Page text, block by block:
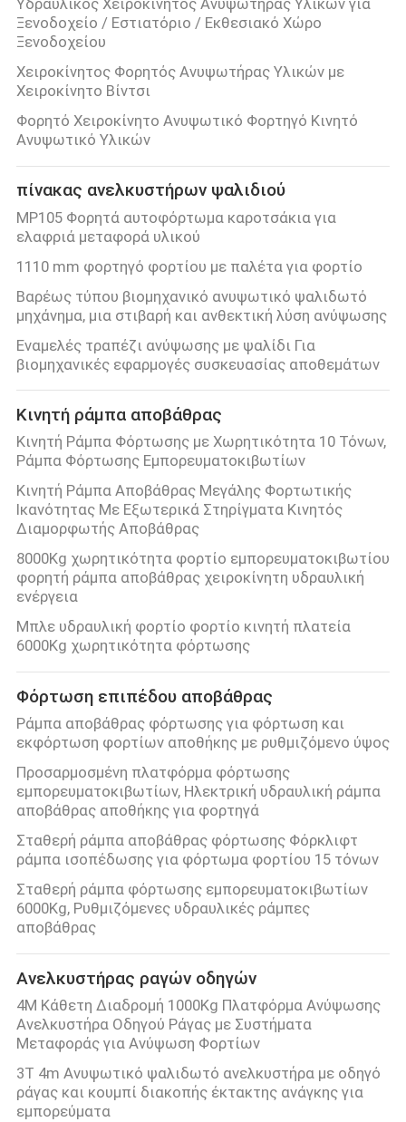
Ξενοδοχείο / Εστιατόριο / Εκθεσιακό Χώρο
Ξενοδοχείου
Χειροκίνητος Φορητός Ανυψωτήρας Υλικών με
Χειροκίνητο Βίντσι
Φορητό Χειροκίνητο Ανυψωτικό Φορτηγό Κινητό
Ανυψωτικό Υλικών
πίνακας ανελκυστήρων ψαλιδιού
MP105 Φορητά αυτοφόρτωμα καροτσάκια για
ελαφριά μεταφορά υλικού
1110 mm φορτηγό φορτίου με παλέτα για φορτίο
Βαρέως τύπου βιομηχανικό ανυψωτικό ψαλιδωτό
μηχάνημα, μια στιβαρή και ανθεκτική λύση ανύψωσης
Εναμελές τραπέζι ανύψωσης με ψαλίδι Για
βιομηχανικές εφαρμογές συσκευασίας αποθεμάτων
Κινητή ράμπα αποβάθρας
Κινητή Ράμπα Φόρτωσης με Χωρητικότητα 10 Τόνων,
Ράμπα Φόρτωσης Εμπορευματοκιβωτίων
Κινητή Ράμπα Αποβάθρας Μεγάλης Φορτωτικής
Ικανότητας Με Εξωτερικά Στηρίγματα Κινητός
Διαμορφωτής Αποβάθρας
8000Kg χωρητικότητα φορτίο εμπορευματοκιβωτίου
φορητή ράμπα αποβάθρας χειροκίνητη υδραυλική
ενέργεια
Μπλε υδραυλική φορτίο φορτίο κινητή πλατεία
6000Kg χωρητικότητα φόρτωσης
Φόρτωση επιπέδου αποβάθρας
Ράμπα αποβάθρας φόρτωσης για φόρτωση και
εκφόρτωση φορτίων αποθήκης με ρυθμιζόμενο ύψος
Προσαρμοσμένη πλατφόρμα φόρτωσης
εμπορευματοκιβωτίων, Ηλεκτρική υδραυλική ράμπα
αποβάθρας αποθήκης για φορτηγά
Σταθερή ράμπα αποβάθρας φόρτωσης Φόρκλιφτ
ράμπα ισοπέδωσης για φόρτωμα φορτίου 15 τόνων
Σταθερή ράμπα φόρτωσης εμπορευματοκιβωτίων
6000Kg, Ρυθμιζόμενες υδραυλικές ράμπες
αποβάθρας
Ανελκυστήρας ραγών οδηγών
4M Κάθετη Διαδρομή 1000Kg Πλατφόρμα Ανύψωσης
Ανελκυστήρα Οδηγού Ράγας με Συστήματα
Μεταφοράς για Ανύψωση Φορτίων
3T 4m Ανυψωτικό ψαλιδωτό ανελκυστήρα με οδηγό
ράγας και κουμπί διακοπής έκτακτης ανάγκης για
εμπορεύματα